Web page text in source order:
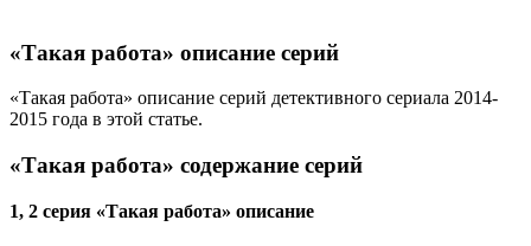
«Такая работа» описание серий
«Такая работа» описание серий детективного сериала 2014-
2015 года в этой статье.
«Такая работа» содержание серий
1, 2 серия «Такая работа» описание